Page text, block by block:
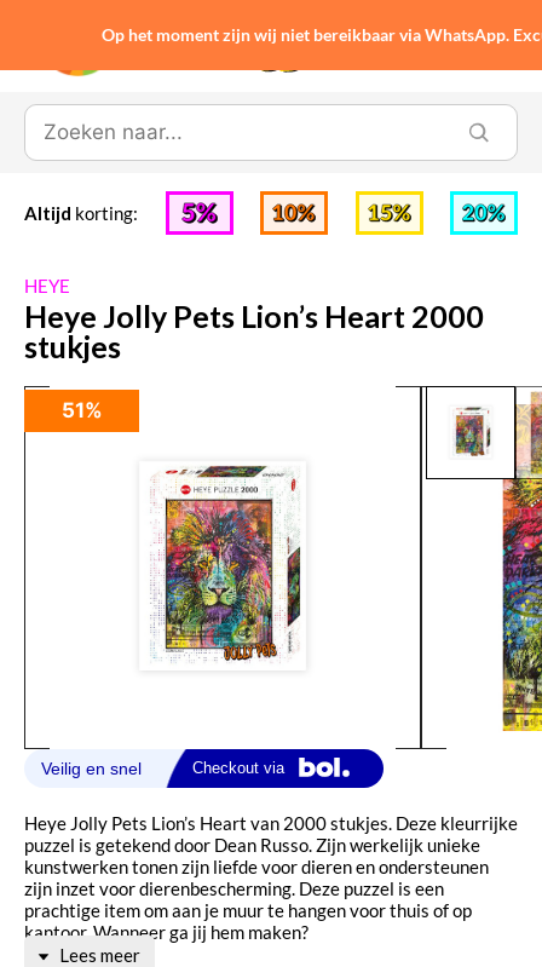
Altijd korting:
Heye Jolly Pets Lion’s Heart van 2000 stukjes. Deze kleurrijke
puzzel is getekend door Dean Russo. Zijn werkelijk unieke
kunstwerken tonen zijn liefde voor dieren en ondersteunen
zijn inzet voor dierenbescherming. Deze puzzel is een
prachtige item om aan je muur te hangen voor thuis of op
kantoor. Wanneer ga jij hem maken?
Lees meer
HEYE
Heye Jolly Pets Lion’s Heart 2000
stukjes
51%
Op het moment zijn wij niet bereikbaar via WhatsApp.